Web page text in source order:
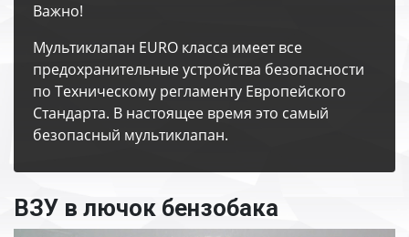
Важно!
Мультиклапан EURO класса имеет все
предохранительные устройства безопасности
по Техническому регламенту Европейского
Стандарта. В настоящее время это самый
безопасный мультиклапан.
ВЗУ в лючок бензобака